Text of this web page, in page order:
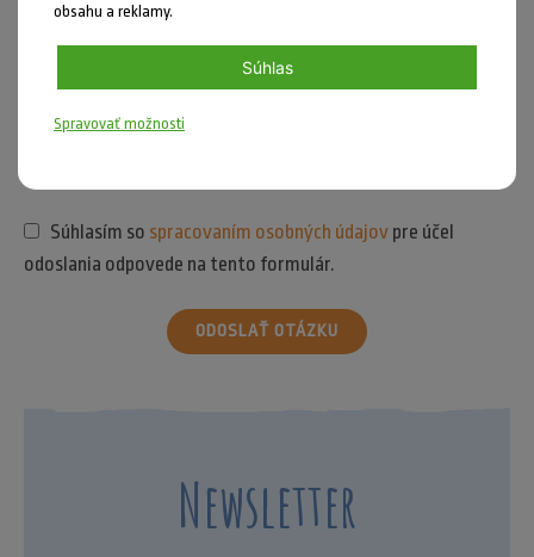
Súhlasím so spracovaním osobných údajov pre účel
odoslania odpovede na tento formulár.
ODOSLAŤ OTÁZKU
Newsletter
obsahu a reklamy.
Súhlas
Spravovať možnosti